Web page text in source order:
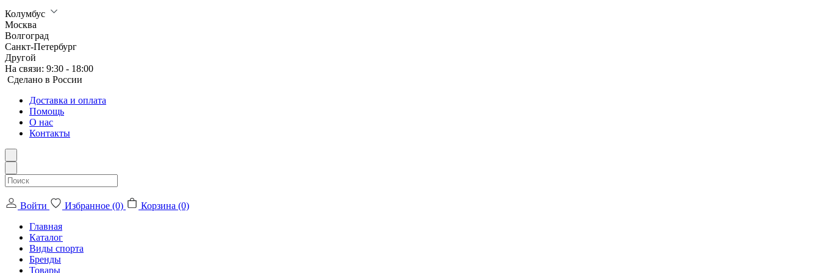
Колумбус
Москва
Волгоград
Санкт-Петербург
Другой
На связи: 9:30 - 18:00
Сделанo в России
Доставка и оплата
Помощь
О нас
Контакты
Войти Избранное (0)
Корзина (0)
Главная
Каталог
Виды спорта
Бренды
Товары